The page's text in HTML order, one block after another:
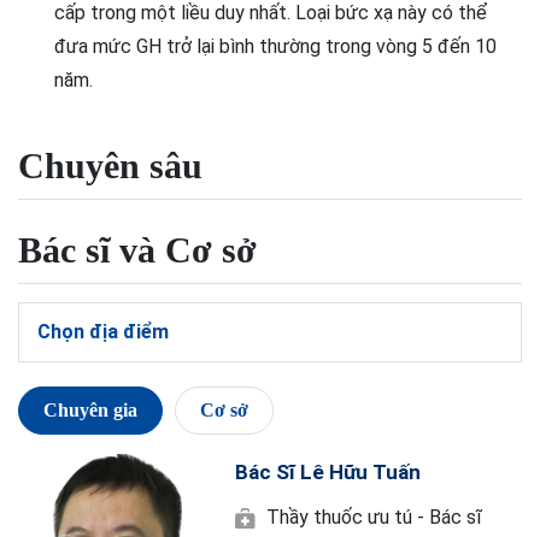
cấp trong một liều duy nhất. Loại bức xạ này có thể
đưa mức GH trở lại bình thường trong vòng 5 đến 10
năm.
Chuyên sâu
Bác sĩ và Cơ sở
Chọn địa điểm
Chuyên gia Cơ sở
Bác Sĩ Lê Hữu Tuấn
Thầy thuốc ưu tú - Bác sĩ